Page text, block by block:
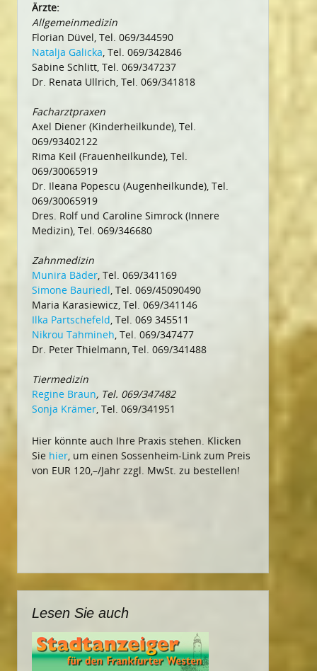
Ärzte:
Allgemeinmedizin
Florian Düvel, Tel. 069/344590
Natalja Galicka , Tel. 069/342846
Sabine Schlitt, Tel. 069/347237
Dr. Renata Ullrich, Tel. 069/341818
Facharztpraxen
Axel Diener (Kinderheilkunde), Tel.
069/93402122
Rima Keil (Frauenheilkunde), Tel.
069/30065919
Dr. Ileana Popescu (Augenheilkunde), Tel.
069/30065919
Dres. Rolf und Caroline Simrock (Innere
Medizin), Tel. 069/346680
Zahnmedizin
Munira Bäder , Tel. 069/341169
Simone Bauriedl , Tel. 069/45090490
Maria Karasiewicz, Tel. 069/341146
Ilka Partschefeld , Tel. 069 345511
Nikrou Tahmineh , Tel. 069/347477
Dr. Peter Thielmann, Tel. 069/341488
Tiermedizin
Regine Braun, Tel. 069/347482
Sonja Krämer , Tel. 069/341951
Hier könnte auch Ihre Praxis stehen. Klicken
Sie hier , um einen Sossenheim-Link zum Preis
von EUR 120,–/Jahr zzgl. MwSt. zu bestellen!
Lesen Sie auch